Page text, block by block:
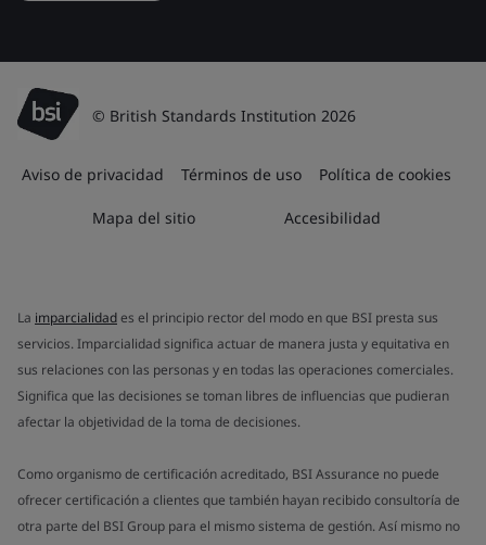
© British Standards Institution 2026
Aviso de privacidad Términos de uso Política de cookies
Mapa del sitio Accesibilidad
La imparcialidades el principio rector del modo en que BSI presta sus
servicios. Imparcialidad significa actuar de manera justa y equitativa en
sus relaciones con las personas y en todas las operaciones comerciales.
Significa que las decisiones se toman libres de influencias que pudieran
afectar la objetividad de la toma de decisiones.
Como organismo de certificación acreditado, BSI Assurance no puede
ofrecer certificación a clientes que también hayan recibido consultoría de
otra parte del BSI Group para el mismo sistema de gestión. Así mismo no